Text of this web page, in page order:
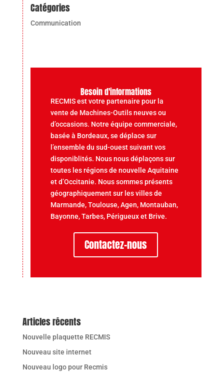
Catégories
Communication
Besoin d'informations
RECMIS est votre partenaire pour la
vente de Machines-Outils neuves ou
d’occasions. Notre équipe commerciale,
basée à Bordeaux, se déplace sur
l’ensemble du sud-ouest suivant vos
disponiblités. Nous nous déplaçons sur
toutes les régions de nouvelle Aquitaine
et d’Occitanie. Nous sommes présents
géographiquement sur les villes de
Marmande, Toulouse, Agen, Montauban,
Bayonne, Tarbes, Périgueux et Brive.
Contactez-nous
Articles récents
Nouvelle plaquette RECMIS
Nouveau site internet
Nouveau logo pour Recmis